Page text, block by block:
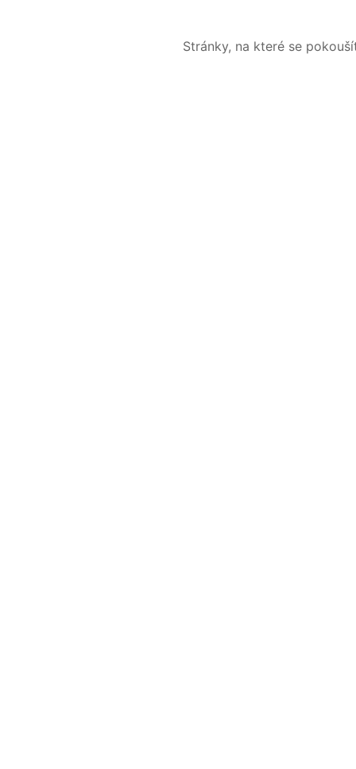
Stránky, na které se